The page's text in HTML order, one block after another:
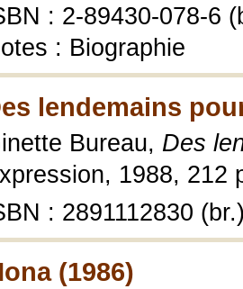
: 2-89430-078-6
: Biographie
lendemains
Bureau, Des
1988, 212
: 2891112830
(1986)